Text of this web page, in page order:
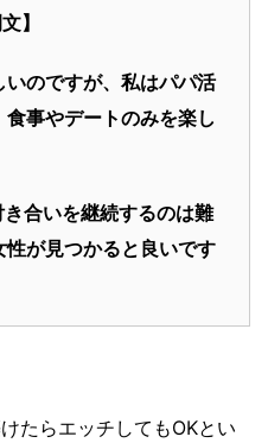
】
のですが、私はパパ活
事やデートのみを楽し
合いを継続するのは難
性が見つかると良いです
たらエッチしてもOKとい